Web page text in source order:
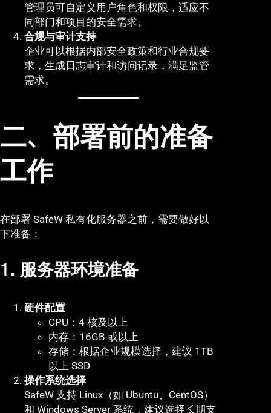
管理员可自定义用户角色和权限，适应不
同部门和项目的安全需求。
合规与审计支持
企业可以根据内部安全政策和行业合规要
求，生成日志审计和访问记录，满足监管
需求。
二、部署前的准备
工作
在部署 SafeW 私有化服务器之前，需要做好以
下准备：
1. 服务器环境准备
硬件配置
CPU：4 核及以上
内存：16GB 或以上
存储：根据企业规模选择，建议 1TB
以上 SSD
操作系统选择
SafeW 支持 Linux（如 Ubuntu、CentOS）
和 Windows Server 系统，建议选择长期支